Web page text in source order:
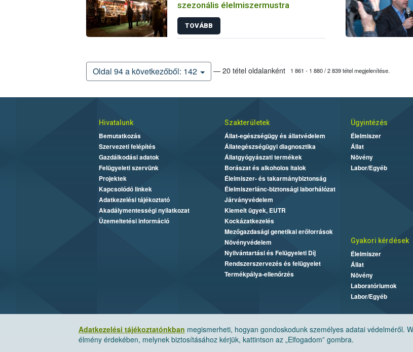
szezonális élelmiszermustra
TOVÁBB
Oldal 94 a következőből: 142 — 20 tétel oldalanként 1 861 - 1 880 / 2 839 tétel megjelenítése.
Adatkezelési tájékoztatónkban megismerheti, hogyan gondoskodunk személyes adatai védelméről.
élmény érdekében, melynek biztosításához kérjük, kattintson az „Elfogadom” gombra.
Hivatalunk
Bemutatkozás
Szervezeti felépítés
Gazdálkodási adatok
Felügyeleti szervünk
Projektek
Kapcsolódó linkek
Adatkezelési tájékoztató
Akadálymentességi nyilatkozat
Üzemeltetési információ
Szakterületek
Állat-egészségügy és állatvédelem
Állategészségügyi diagnosztika
Állatgyógyászati termékek
Borászat és alkoholos italok
Élelmiszer- és takarmánybiztonság
Élelmiszerlánc-biztonsági laborhálózat
Járványvédelem
Kiemelt ügyek, EUTR
Kockázatkezelés
Mezőgazdasági genetikai erőforrások
Növényvédelem
Nyilvántartási és Felügyeleti Díj
Rendszerszervezés és felügyelet
Termékpálya-ellenőrzés
Ügyintézés
Élelmiszer
Állat
Növény
Labor/Egyéb
Gyakori kérdések
Élelmiszer
Állat
Növény
Laboratóriumok
Labor/Egyéb